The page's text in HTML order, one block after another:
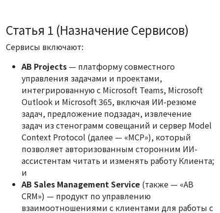
Статья 1 (Назначение Сервисов)
Сервисы включают:
AB Projects — платформу совместного
управления задачами и проектами,
интегрированную с Microsoft Teams, Microsoft
Outlook и Microsoft 365, включая ИИ-резюме
задач, предложение подзадач, извлечение
задач из стенограмм совещаний и сервер Model
Context Protocol (далее — «MCP»), который
позволяет авторизованным сторонним ИИ-
ассистентам читать и изменять работу Клиента;
и
AB Sales Management Service (также — «AB
CRM») — продукт по управлению
взаимоотношениями с клиентами для работы с